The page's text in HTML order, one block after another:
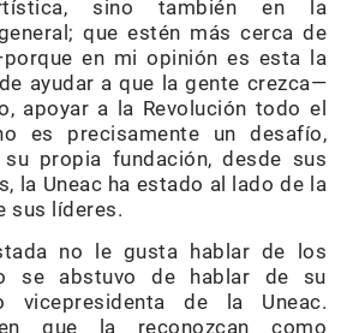
sino también en la
que estén más cerca de
en mi opinión es esta la
ayudar a que la gente crezca—
apoyar a la Revolución todo el
es precisamente un desafío,
propia fundación, desde sus
la Uneac ha estado al lado de la
sus líderes.
no le gusta hablar de los
se abstuvo de hablar de su
vicepresidenta de la Uneac.
que la reconozcan como